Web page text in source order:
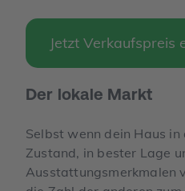
Jetzt Verkaufspreis
Der lokale Markt
Selbst wenn dein Haus in
Zustand, in bester Lage
Ausstattungsmerkmalen